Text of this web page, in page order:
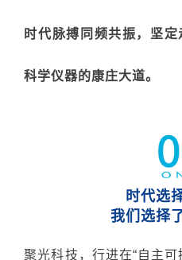
时代脉搏同频共振， 坚定
科学仪器的康庄大道。
时代选
我们选择
聚光科技，行进在“自主